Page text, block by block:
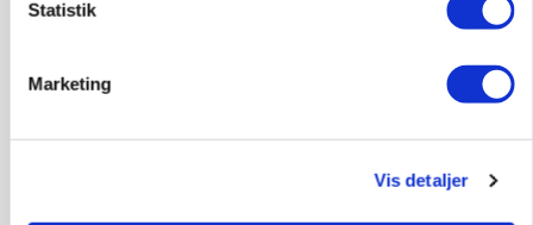
Statistik
Marketing
Vis detaljer